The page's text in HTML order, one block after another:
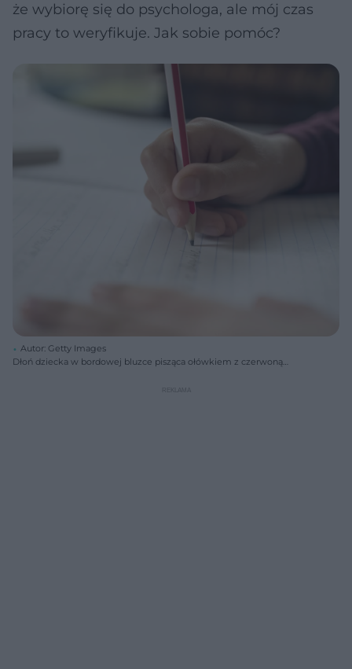
że wybiorę się do psychologa, ale mój czas
pracy to weryfikuje. Jak sobie pomóc?
Autor: Getty Images
Dłoń dziecka w bordowej bluzce pisząca ołówkiem z czerwoną
mazania. Zdjęcie symbolizuje naukę pisania i adaptację w przedszkolu,